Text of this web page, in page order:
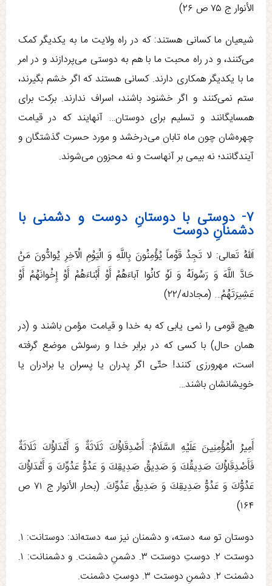
الأنوار ج‏ ۷۵ ص ۲۶)
شیعیان ما کسانی هستند: که در راه ولایت ما به یکدیگر کمک
می‌کنند، و در راه محبت ما با هم به دوستی می‌پردازند و در امر
ما با یکدیگر همکاری دارند. کسانی هستند که اگر خشم بگیرند،
ستم نمی‌کنند و اگر خشنود باشند، اسراف ندارند. برکت برای
همسایگانند و تسلیم برای دوستان… آنهایند که در قیامت
چهره‌شان چون ماه تابان می‌درخشد و مورد حسرت گذشتگان و
آیندگانند؛ نه بیمی بر آنهاست و نه محزون می‌شوند.
۷- دوستی با دوستانِ دوست و دشمنی با
دشمنانِ دوست
اَللهُ تَعالی: لا تَجِدُ قَوْماً يُؤْمِنُونَ بِاللَّهِ وَ الْيَوْمِ الْآخِرِ يُوادُّونَ مَنْ
حَادَّ اللَّهَ وَ رَسُولَهُ وَ لَوْ كانُوا آباءَهُمْ أَوْ أَبْناءَهُمْ أَوْ إِخْوانَهُمْ أَوْ
عَشِيرَتَهُمْ‏… (مجادله/۲۲)
هيچ قومی را نمی ‏يابی كه به خدا و قيامت مؤمن باشند و (در
همان حال) با كسی كه در برابر خدا و رسولش موضع گرفته
است، مهرورزی كنند! حتّی اگر پدران يا پسران يا برادران يا
خويشانشان باشند…
أَمِيرُ الْمُؤْمِنِينَ عَلَيْهِ السَّلَامُ: أَصْدِقَاؤُكَ ثَلَاثَةٌ وَ أَعْدَاؤُكَ ثَلَاثَةٌ
فَأَصْدِقَاؤُكَ صَدِيقُكَ وَ صَدِيقُ صَدِيقِكَ وَ عَدُوُّ عَدُوِّكَ وَ أَعْدَاؤُكَ
عَدُوُّكَ وَ عَدُوُّ صَدِيقِكَ وَ صَدِيقُ عَدُوِّكَ‏. (بحار الأنوار ج ‏۷۱ ص
۱۶۴)
دوستان تو سه دسته، و دشمنان نیز سه دسته‌اند: دوستانت: ۱.
دوستت ۲. دوستِ دوستت ۳. دشمنِ دشمنت. و دشمنانت: ۱.
دشمنت ۲. دشمنِ دوستت ۳. دوستِ دشمنت.